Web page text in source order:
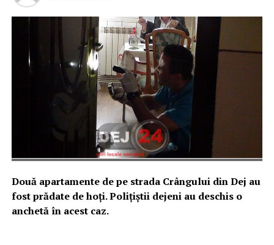
Două apartamente de pe strada Crângului din Dej au
fost prădate de hoți. Polițiștii dejeni au deschis o
anchetă în acest caz.